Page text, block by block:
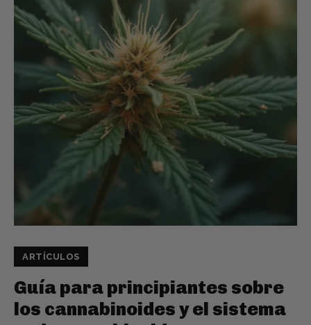
ARTÍCULOS
Guía para principiantes sobre
los cannabinoides y el sistema